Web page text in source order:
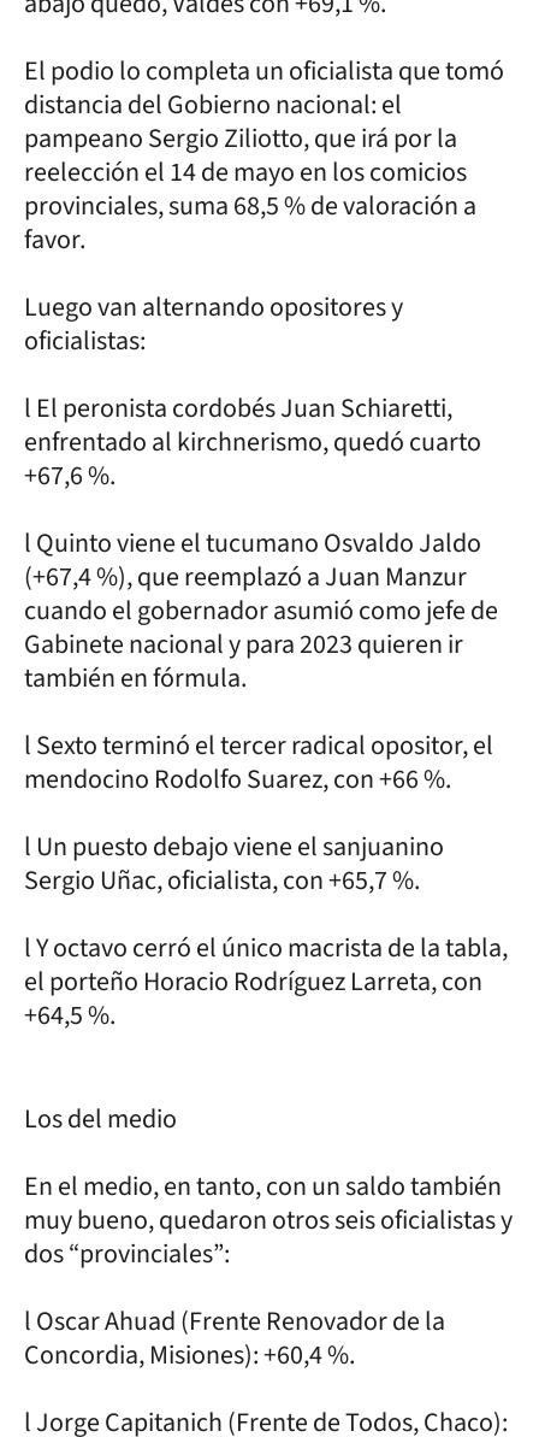
El podio lo completa un oficialista que tomó
distancia del Gobierno nacional: el
pampeano Sergio Ziliotto, que irá por la
reelección el 14 de mayo en los comicios
provinciales, suma 68,5 % de valoración a
favor.
Luego van alternando opositores y
oficialistas:
l El peronista cordobés Juan Schiaretti,
enfrentado al kirchnerismo, quedó cuarto
+67,6 %.
l Quinto viene el tucumano Osvaldo Jaldo
(+67,4 %), que reemplazó a Juan Manzur
cuando el gobernador asumió como jefe de
Gabinete nacional y para 2023 quieren ir
también en fórmula.
l Sexto terminó el tercer radical opositor, el
mendocino Rodolfo Suarez, con +66 %.
l Un puesto debajo viene el sanjuanino
Sergio Uñac, oficialista, con +65,7 %.
l Y octavo cerró el único macrista de la tabla,
el porteño Horacio Rodríguez Larreta, con
+64,5 %.
Los del medio
En el medio, en tanto, con un saldo también
muy bueno, quedaron otros seis oficialistas y
dos “provinciales”:
l Oscar Ahuad (Frente Renovador de la
Concordia, Misiones): +60,4 %.
l Jorge Capitanich (Frente de Todos, Chaco):